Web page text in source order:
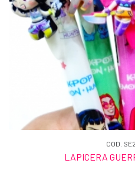
COD.
LAPICERA